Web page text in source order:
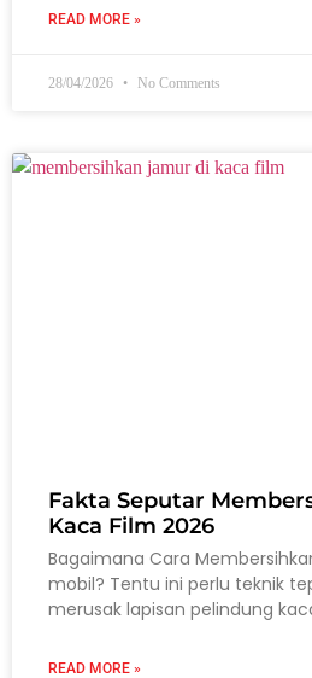
READ MORE »
28/04/2026 No Comments
Fakta Seputar
Kaca Film 2026
Bagaimana Cara
mobil? Tentu ini perlu teknik
merusak lapisan pelindung
READ MORE »